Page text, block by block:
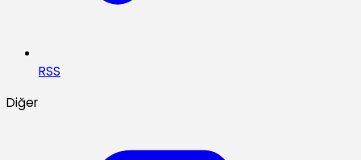
RSS
Diğer